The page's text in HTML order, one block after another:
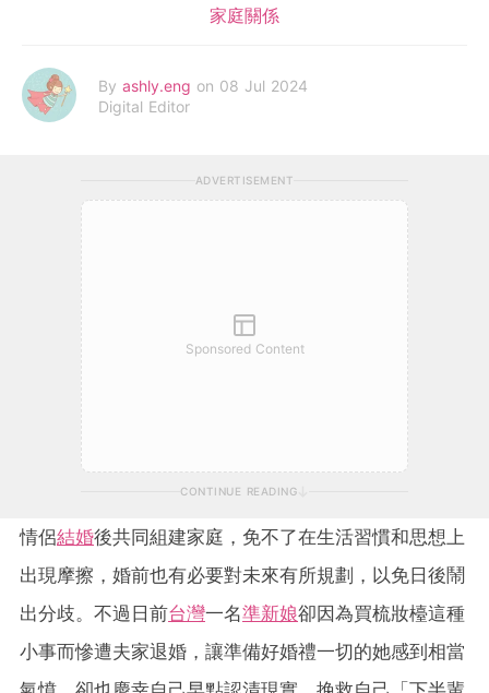
家庭關係
By ashly.eng on 08 Jul 2024
Digital Editor
ADVERTISEMENT
Sponsored Content
CONTINUE READING
情侶結婚後共同組建家庭，免不了在生活習慣和思想上
出現摩擦，婚前也有必要對未來有所規劃，以免日後鬧
出分歧。不過日前台灣一名準新娘卻因為買梳妝檯這種
小事而慘遭夫家退婚，讓準備好婚禮一切的她感到相當